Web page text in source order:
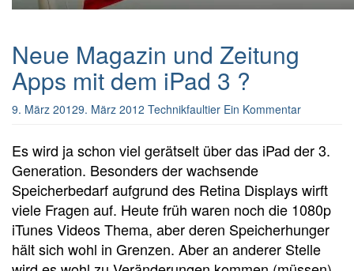
Neue Magazin und Zeitung
Apps mit dem iPad 3 ?
9. März 20129. März 2012 Technikfaultier Ein Kommentar
Es wird ja schon viel gerätselt über das iPad der 3.
Generation. Besonders der wachsende
Speicherbedarf aufgrund des Retina Displays wirft
viele Fragen auf. Heute früh waren noch die 1080p
iTunes Videos Thema, aber deren Speicherhunger
hält sich wohl in Grenzen. Aber an anderer Stelle